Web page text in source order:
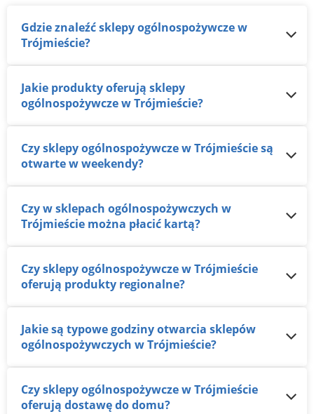
Gdzie znaleźć sklepy ogólnospożywcze w
Trójmieście?
Jakie produkty oferują sklepy
ogólnospożywcze w Trójmieście?
Czy sklepy ogólnospożywcze w Trójmieście są
otwarte w weekendy?
Czy w sklepach ogólnospożywczych w
Trójmieście można płacić kartą?
Czy sklepy ogólnospożywcze w Trójmieście
oferują produkty regionalne?
Jakie są typowe godziny otwarcia sklepów
ogólnospożywczych w Trójmieście?
Czy sklepy ogólnospożywcze w Trójmieście
oferują dostawę do domu?